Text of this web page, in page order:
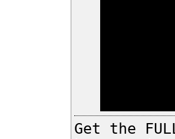
Get the